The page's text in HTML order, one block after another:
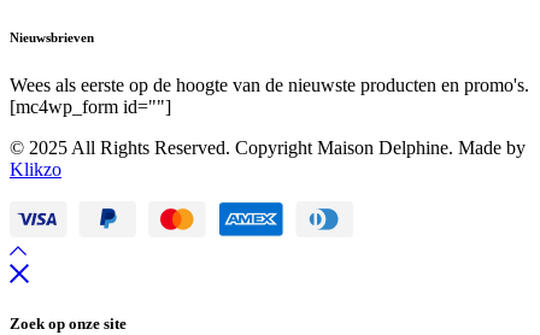
Nieuwsbrieven
Wees als eerste op de hoogte van de nieuwste producten en promo's.
[mc4wp_form id=""]
© 2025 All Rights Reserved. Copyright Maison Delphine. Made by
Klikzo
Zoek op onze site